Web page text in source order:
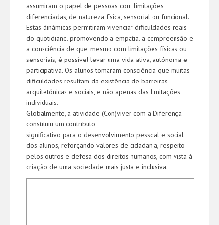
assumiram o papel de pessoas com limitações
diferenciadas, de natureza física, sensorial ou funcional.
Estas dinâmicas permitiram vivenciar dificuldades reais
do quotidiano, promovendo a empatia, a compreensão e
a consciência de que, mesmo com limitações físicas ou
sensoriais, é possível levar uma vida ativa, autónoma e
participativa. Os alunos tomaram consciência que muitas
dificuldades resultam da existência de barreiras
arquitetónicas e sociais, e não apenas das limitações
individuais.
Globalmente, a atividade (Con)viver com a Diferença
constituiu um contributo
significativo para o desenvolvimento pessoal e social
dos alunos, reforçando valores de cidadania, respeito
pelos outros e defesa dos direitos humanos, com vista à
criação de uma sociedade mais justa e inclusiva.